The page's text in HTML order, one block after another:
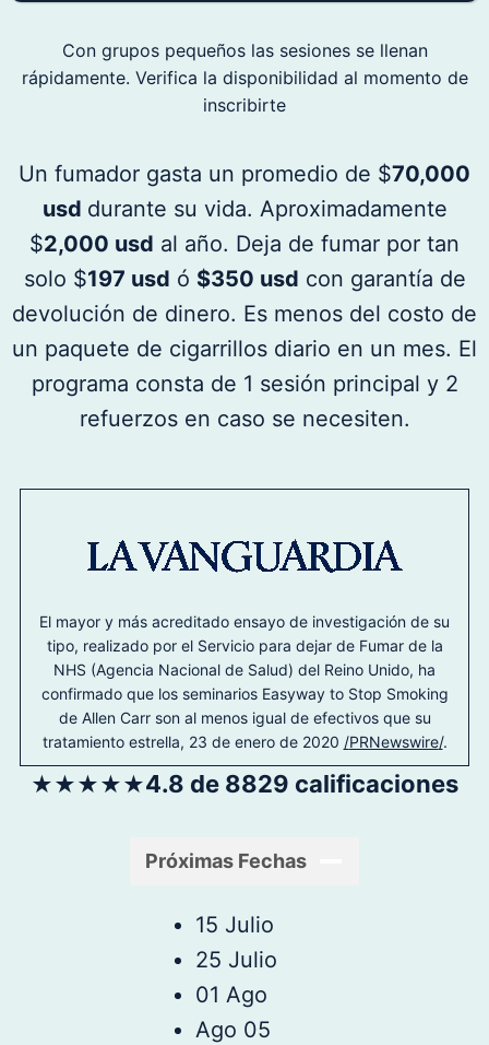
Con grupos pequeños las sesiones se llenan
rápidamente. Verifica la disponibilidad al momento de
inscribirte
Un fumador gasta un promedio de $70,000
usd durante su vida. Aproximadamente
$2,000 usd al año. Deja de fumar por tan
solo $197 usd ó $350 usd con garantía de
devolución de dinero. Es menos del costo de
un paquete de cigarrillos diario en un mes. El
programa consta de 1 sesión principal y 2
refuerzos en caso se necesiten.
El mayor y más acreditado ensayo de investigación de su
tipo, realizado por el Servicio para dejar de Fumar de la
NHS (Agencia Nacional de Salud) del Reino Unido, ha
confirmado que los seminarios Easyway to Stop Smoking
de Allen Carr son al menos igual de efectivos que su
tratamiento estrella, 23 de enero de 2020 /PRNewswire/.
★★★★★4.8 de 8829 calificaciones
Próximas Fechas
15 Julio
25 Julio
01 Ago
Ago 05